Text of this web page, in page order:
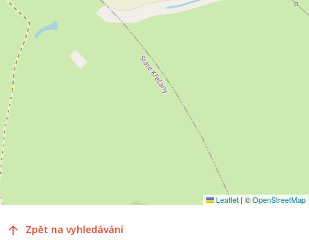
Leaflet | ©OpenStreetMap
Zpět na vyhledávání